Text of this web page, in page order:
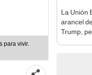
para vivir.
La Unión
arancel
Trump,